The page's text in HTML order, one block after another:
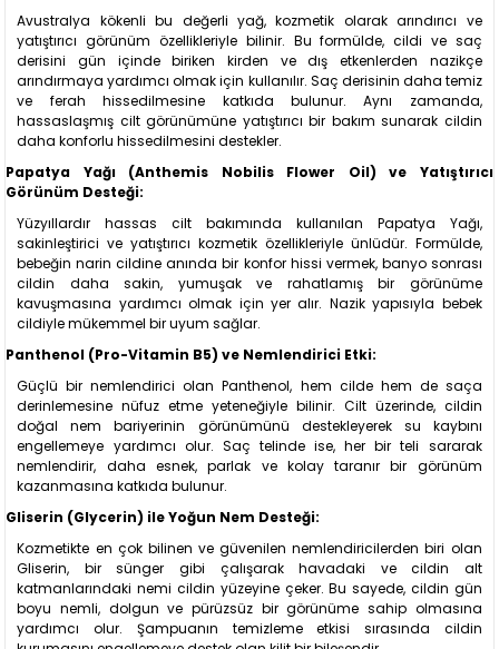
Avustralya kökenli bu değerli yağ, kozmetik olarak arındırıcı ve
yatıştırıcı görünüm özellikleriyle bilinir. Bu formülde, cildi ve saç
derisini gün içinde biriken kirden ve dış etkenlerden nazikçe
arındırmaya yardımcı olmak için kullanılır. Saç derisinin daha temiz
ve ferah hissedilmesine katkıda bulunur. Aynı zamanda,
hassaslaşmış cilt görünümüne yatıştırıcı bir bakım sunarak cildin
daha konforlu hissedilmesini destekler.
Papatya Yağı (Anthemis Nobilis Flower Oil) ve Yatıştırıcı
Görünüm Desteği:
Yüzyıllardır hassas cilt bakımında kullanılan Papatya Yağı,
sakinleştirici ve yatıştırıcı kozmetik özellikleriyle ünlüdür. Formülde,
bebeğin narin cildine anında bir konfor hissi vermek, banyo sonrası
cildin daha sakin, yumuşak ve rahatlamış bir görünüme
kavuşmasına yardımcı olmak için yer alır. Nazik yapısıyla bebek
cildiyle mükemmel bir uyum sağlar.
Panthenol (Pro-Vitamin B5) ve Nemlendirici Etki:
Güçlü bir nemlendirici olan Panthenol, hem cilde hem de saça
derinlemesine nüfuz etme yeteneğiyle bilinir. Cilt üzerinde, cildin
doğal nem bariyerinin görünümünü destekleyerek su kaybını
engellemeye yardımcı olur. Saç telinde ise, her bir teli sararak
nemlendirir, daha esnek, parlak ve kolay taranır bir görünüm
kazanmasına katkıda bulunur.
Gliserin (Glycerin) ile Yoğun Nem Desteği:
Kozmetikte en çok bilinen ve güvenilen nemlendiricilerden biri olan
Gliserin, bir sünger gibi çalışarak havadaki ve cildin alt
katmanlarındaki nemi cildin yüzeyine çeker. Bu sayede, cildin gün
boyu nemli, dolgun ve pürüzsüz bir görünüme sahip olmasına
yardımcı olur. Şampuanın temizleme etkisi sırasında cildin